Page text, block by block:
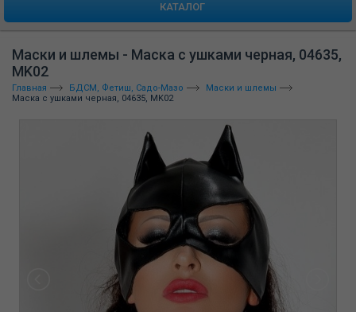
КАТАЛОГ
Маски и шлемы - Маска с ушками черная, 04635,
MK02
Главная БДСМ, Фетиш, Садо-Мазо
Маски и шлемы
Маска с ушками черная, 04635, MK02